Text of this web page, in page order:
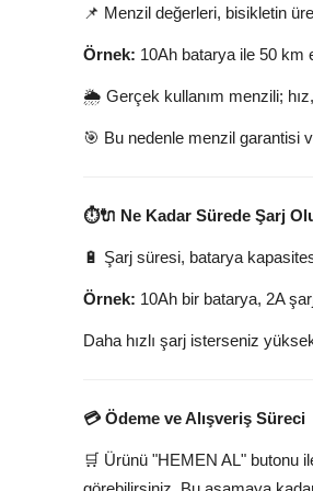
📌 Menzil değerleri, bisikletin
Örnek: 10Ah batarya ile 50 km
🌦️ Gerçek kullanım menzili; hız,
🎯 Bu nedenle menzil garantisi
⏱️🔌 Ne Kadar Sürede Şarj
🔋 Şarj süresi, batarya
Örnek: 10Ah bir batarya, 2A
Daha hızlı şarj isterseniz
💳 Ödeme ve Alışveriş Süreci
🛒 Ürünü "HEMEN AL" butonu